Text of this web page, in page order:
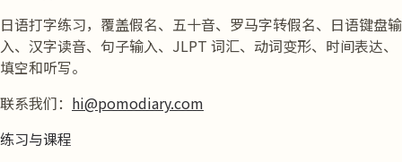
日语打字练习，覆盖假名、五十音、罗马字转假名、日语键盘输
入、汉字读音、句子输入、JLPT 词汇、动词变形、时间表达、
填空和听写。
联系我们： hi@pomodiary.com
练习与课程